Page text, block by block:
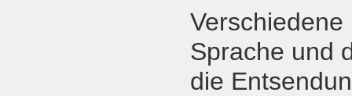
Sprache und
die